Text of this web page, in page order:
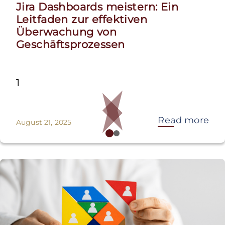
Jira Dashboards meistern: Ein
Leitfaden zur effektiven
Überwachung von
Geschäftsprozessen
1
August 21, 2025 Read more